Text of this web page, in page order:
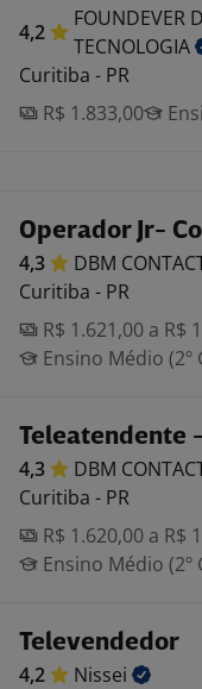
4,2
FOUNDEVER
TECNOLOGIA
Curitiba - PR
R$ 1.833,00
Operador Jr-
4,3 DBM
Curitiba - PR
R$ 1.621,00 a R$
Ensino Médio (2º
Teleatendente
4,3 DBM
Curitiba - PR
R$ 1.620,00 a R$
Ensino Médio (2º
Televendedor
4,2
Nissei